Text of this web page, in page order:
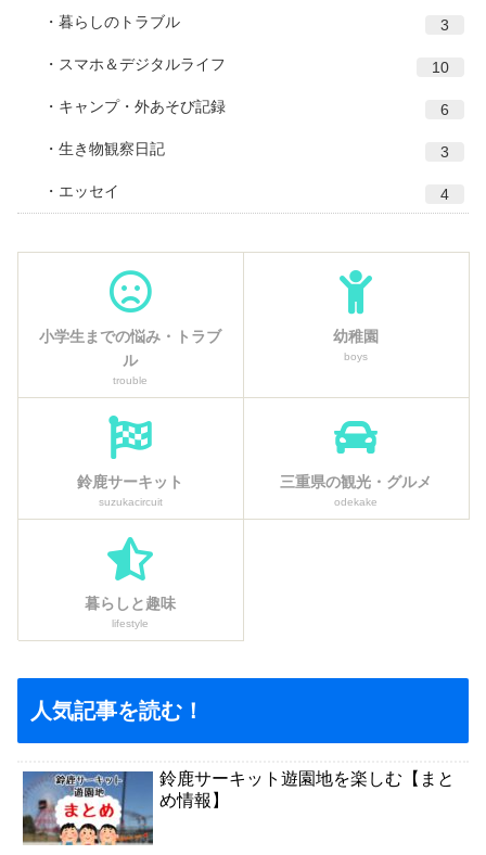
暮らしのトラブル 3
スマホ＆デジタルライフ 10
キャンプ・外あそび記録 6
生き物観察日記 3
エッセイ 4
小学生までの悩み・トラブ
ル
trouble
幼稚園
boys
鈴鹿サーキット
suzukacircuit
三重県の観光・グルメ
odekake
暮らしと趣味
lifestyle
人気記事を読む！
鈴鹿サーキット遊園地を楽しむ【まと
め情報】